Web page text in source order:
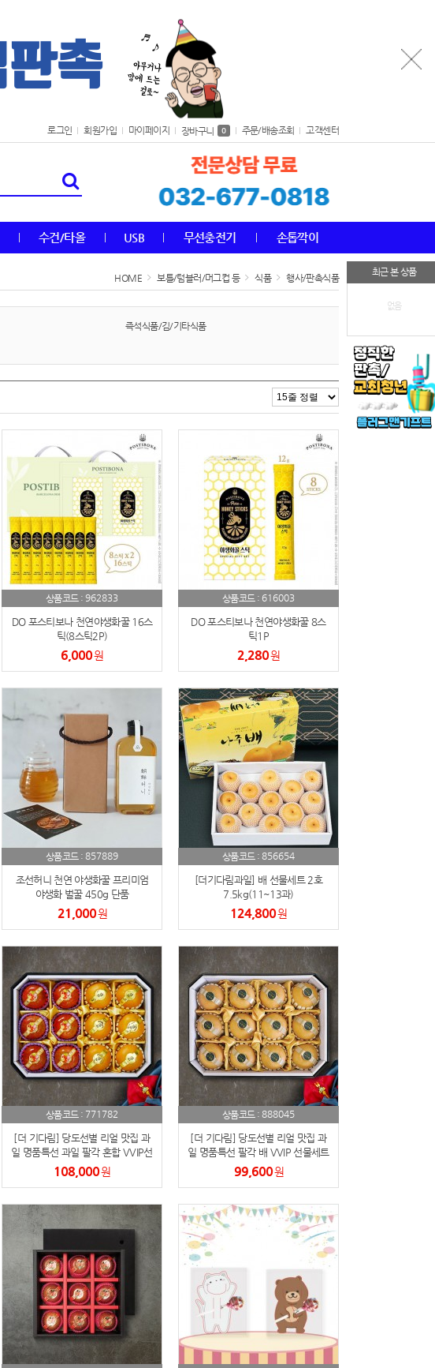
로그인 회원가입 마이페이지 장바구니 0 주문/배송조회 고객센터
수건/타올 USB 무선충전기 손톱깍이
최근 본 상품
없음
HOME 보틀/텀블러/머그컵 등 식품 행사/판촉식품
즉석식품/김/기타식품
상품코드 : 962833
DO 포스티보나 천연야생화꿀 16스
틱(8스틱2P)
6,000원
상품코드 : 616003
DO 포스티보나 천연야생화꿀 8스
틱1P
2,280원
상품코드 : 857889
조선허니 천연 야생화꿀 프리미엄
야생화 벌꿀 450g 단품
21,000원
상품코드 : 856654
[더기다림과일] 배 선물세트 2호
7.5kg(11~13과)
124,800원
상품코드 : 771782
[더 기다림] 당도선별 리얼 맛집 과
일 명품특선 과일 팔각 혼합 VVIP선
물세트 5kg내외 (사과6과+배6과)
108,000원
상품코드 : 888045
[더 기다림] 당도선별 리얼 맛집 과
일 명품특선 팔각 배 VVIP 선물세트
12과 7kg내외
99,600원